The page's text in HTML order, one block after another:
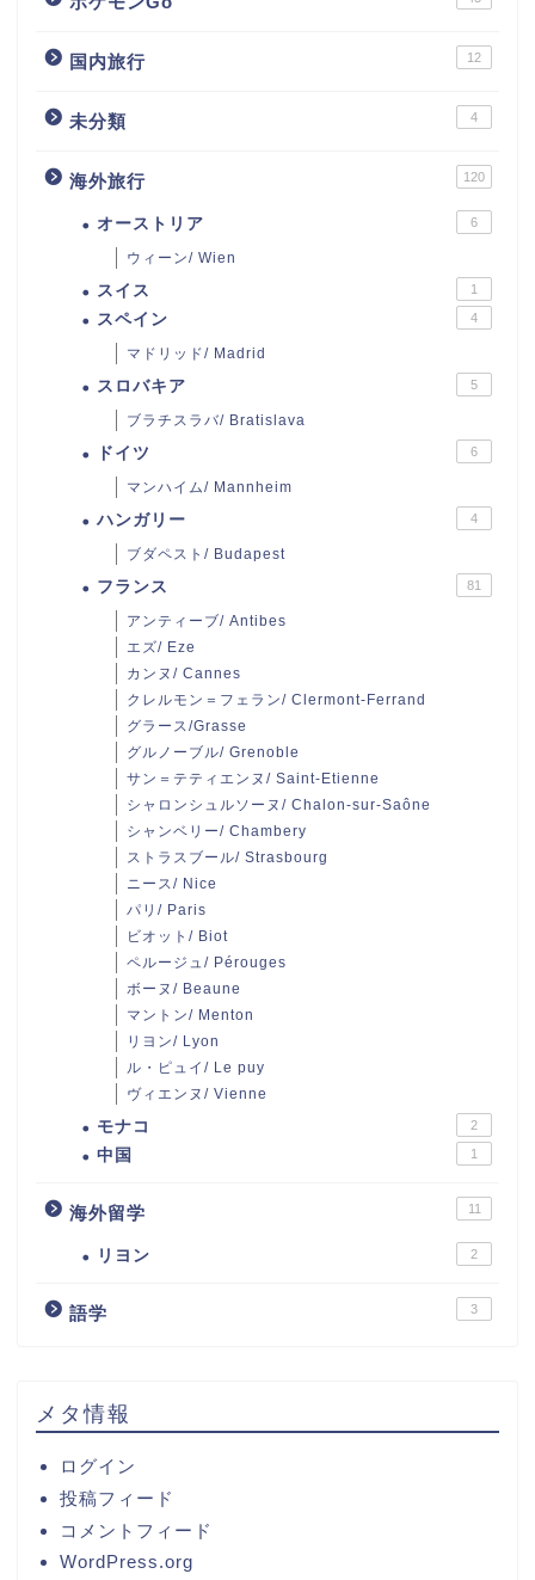
国内旅行 12
未分類 4
海外旅行 120
オーストリア 6
ウィーン/ Wien
スイス 1
スペイン 4
マドリッド/ Madrid
スロバキア 5
ブラチスラバ/ Bratislava
ドイツ 6
マンハイム/ Mannheim
ハンガリー 4
ブダペスト/ Budapest
フランス 81
アンティーブ/ Antibes
エズ/ Eze
カンヌ/ Cannes
クレルモン＝フェラン/ Clermont-Ferrand
グラース/Grasse
グルノーブル/ Grenoble
サン＝テティエンヌ/ Saint-Etienne
シャロンシュルソーヌ/ Chalon-sur-Saône
シャンベリー/ Chambery
ストラスブール/ Strasbourg
ニース/ Nice
パリ/ Paris
ビオット/ Biot
ペルージュ/ Pérouges
ボーヌ/ Beaune
マントン/ Menton
リヨン/ Lyon
ル・ピュイ/ Le puy
ヴィエンヌ/ Vienne
モナコ 2
中国 1
海外留学 11
リヨン 2
語学 3
メタ情報
ログイン
投稿フィード
コメントフィード
WordPress.org